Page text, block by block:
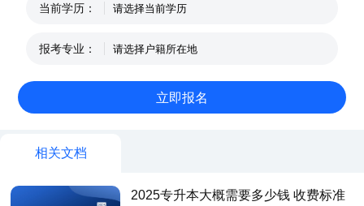
当前学历：
报考专业：
相关文档
2025专升本大概需要多少钱 收费标准